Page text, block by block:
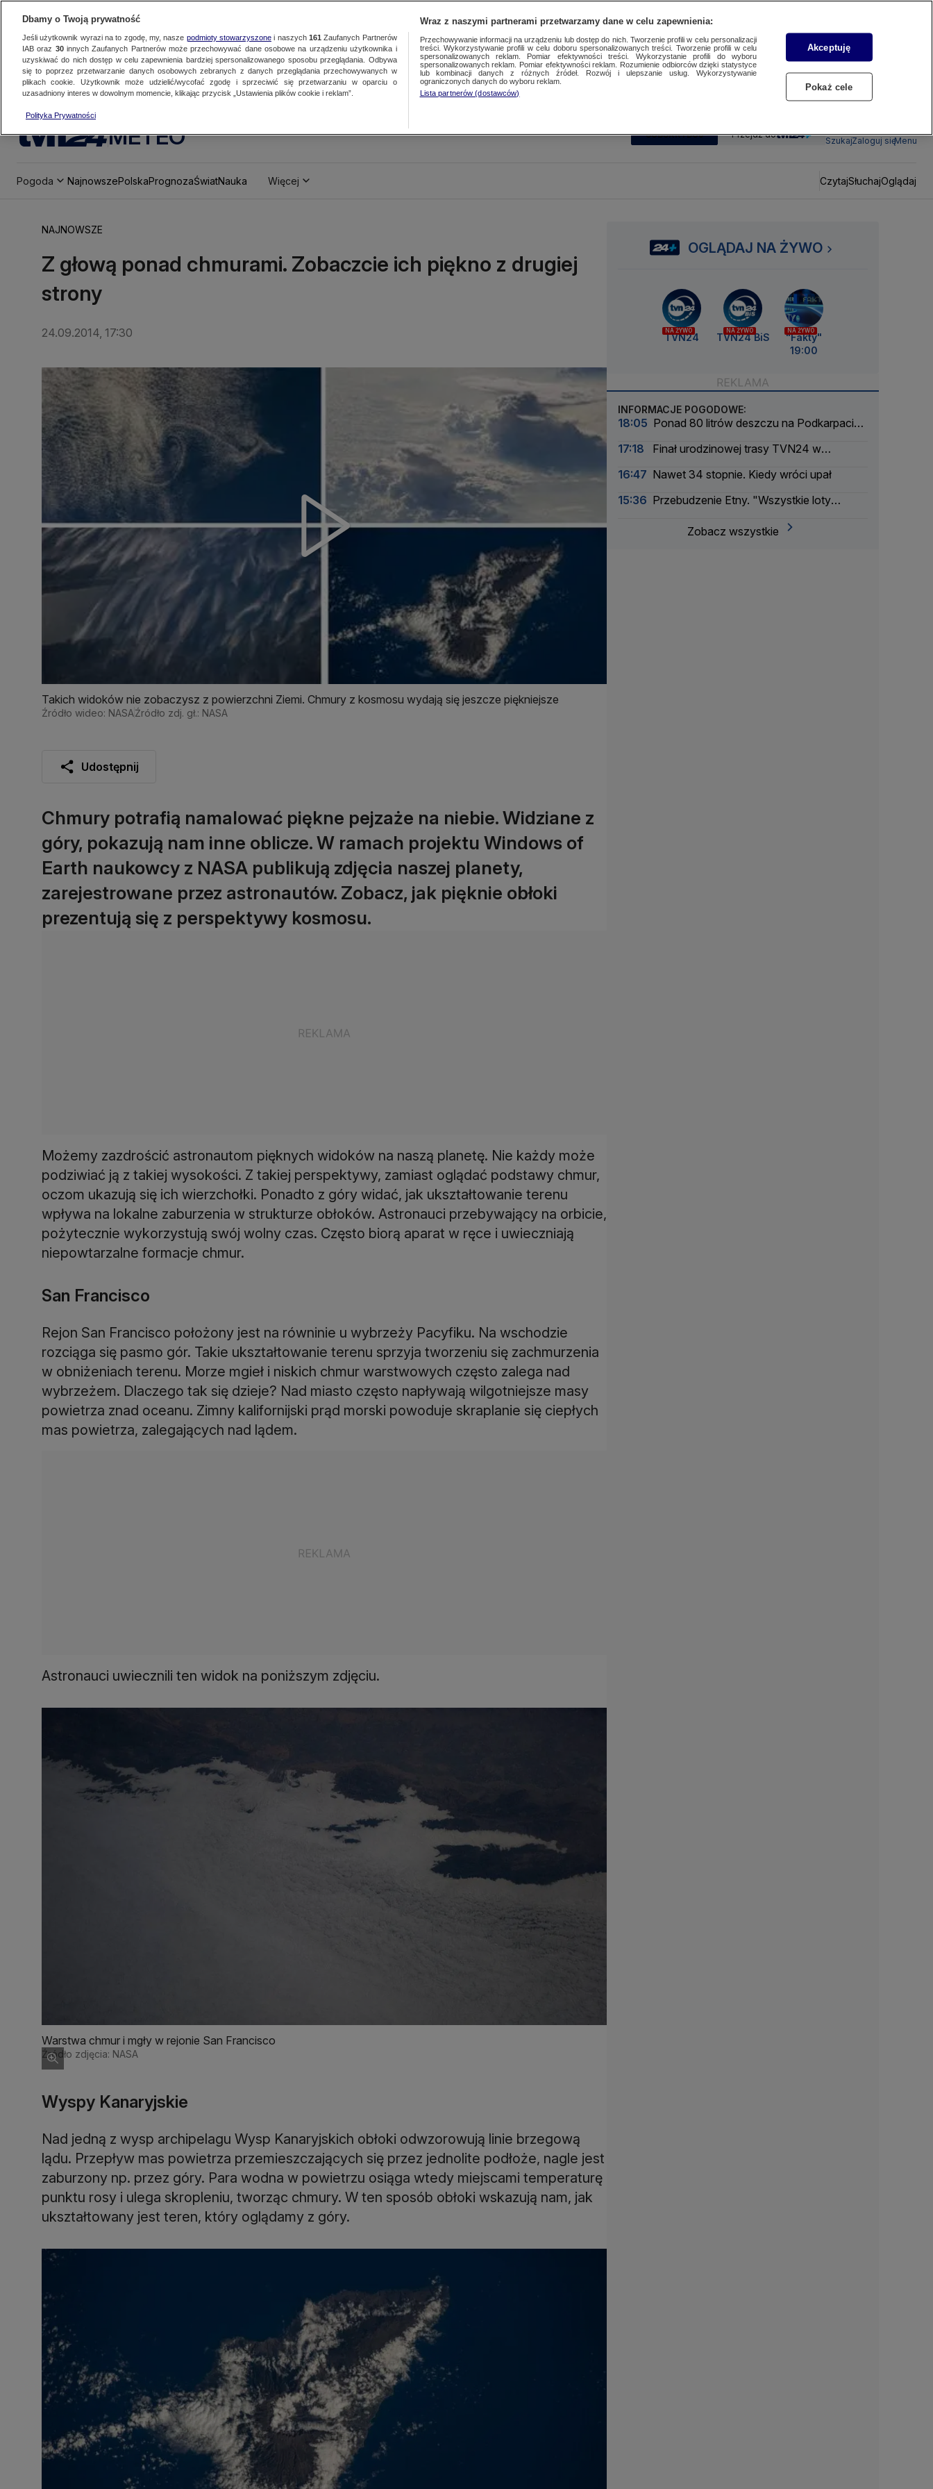
METEO SUBSKRYBUJ Przejdź do
SzukajZaloguj sięMenu
Pogoda NajnowszePolskaPrognozaŚwiatNauka Więcej CzytajSłuchajOglądaj
NAJNOWSZE
Z głową ponad chmurami. Zobaczcie ich piękno z drugiej
strony
24.09.2014, 17:30
Takich widoków nie zobaczysz z powierzchni Ziemi. Chmury z kosmosu wydają się jeszcze piękniejsze
Źródło wideo: NASAŹródło zdj. gł.: NASA
Udostępnij
Chmury potrafią namalować piękne pejzaże na niebie. Widziane z
góry, pokazują nam inne oblicze. W ramach projektu Windows of
Earth naukowcy z NASA publikują zdjęcia naszej planety,
zarejestrowane przez astronautów. Zobacz, jak pięknie obłoki
prezentują się z perspektywy kosmosu.
Możemy zazdrościć astronautom pięknych widoków na naszą planetę. Nie każdy może
podziwiać ją z takiej wysokości. Z takiej perspektywy, zamiast oglądać podstawy chmur,
oczom ukazują się ich wierzchołki. Ponadto z góry widać, jak ukształtowanie terenu
wpływa na lokalne zaburzenia w strukturze obłoków. Astronauci przebywający na orbicie,
pożytecznie wykorzystują swój wolny czas. Często biorą aparat w ręce i uwieczniają
niepowtarzalne formacje chmur.
San Francisco
Rejon San Francisco położony jest na równinie u wybrzeży Pacyfiku. Na wschodzie
rozciąga się pasmo gór. Takie ukształtowanie terenu sprzyja tworzeniu się zachmurzenia
w obniżeniach terenu. Morze mgieł i niskich chmur warstwowych często zalega nad
wybrzeżem. Dlaczego tak się dzieje? Nad miasto często napływają wilgotniejsze masy
powietrza znad oceanu. Zimny kalifornijski prąd morski powoduje skraplanie się ciepłych
mas powietrza, zalegających nad lądem.
Astronauci uwiecznili ten widok na poniższym zdjęciu.
Warstwa chmur i mgły w rejonie San Francisco
Źródło zdjęcia: NASA
Wyspy Kanaryjskie
Nad jedną z wysp archipelagu Wysp Kanaryjskich obłoki odwzorowują linie brzegową
lądu. Przepływ mas powietrza przemieszczających się przez jednolite podłoże, nagle jest
zaburzony np. przez góry. Para wodna w powietrzu osiąga wtedy miejscami temperaturę
punktu rosy i ulega skropleniu, tworząc chmury. W ten sposób obłoki wskazują nam, jak
ukształtowany jest teren, który oglądamy z góry.
OGLĄDAJ NA ŻYWO
NA ŻYWO
TVN24
NA ŻYWO
TVN24 BiS
NA ŻYWO
"Fakty"
19:00
INFORMACJE POGODOWE:
18:05 Ponad 80 litrów deszczu na Podkarpaciu.
17:18
Finał urodzinowej trasy TVN24 w
16:47 Nawet 34 stopnie. Kiedy wróci upał
15:36 Przebudzenie Etny. "Wszystkie loty
Zobacz wszystkie
Dbamy o Twoją prywatność
Jeśli użytkownik wyrazi na to zgodę, my, nasze podmioty stowarzyszonei naszych 161 Zaufanych Partnerów
IAB oraz 30innych Zaufanych Partnerów może przechowywać dane osobowe na urządzeniu użytkownika i
uzyskiwać do nich dostęp w celu zapewnienia bardziej spersonalizowanego sposobu przeglądania. Odbywa
się to poprzez przetwarzanie danych osobowych zebranych z danych przeglądania przechowywanych w
plikach cookie. Użytkownik może udzielić/wycofać zgodę i sprzeciwić się przetwarzaniu w oparciu o
uzasadniony interes w dowolnym momencie, klikając przycisk „Ustawienia plików cookie i reklam”.
Polityka Prywatności
Wraz z naszymi partnerami przetwarzamy dane w celu zapewnienia:
Przechowywanie informacji na urządzeniu lub dostęp do nich. Tworzenie profili w celu personalizacji
treści. Wykorzystywanie profili w celu doboru spersonalizowanych treści. Tworzenie profili w celu
spersonalizowanych reklam. Pomiar efektywności treści. Wykorzystanie profili do wyboru
spersonalizowanych reklam. Pomiar efektywności reklam. Rozumienie odbiorców dzięki statystyce
lub kombinacji danych z różnych źródeł. Rozwój i ulepszanie usług. Wykorzystywanie
ograniczonych danych do wyboru reklam.
Lista partnerów (dostawców)
Akceptuję
Pokaż cele